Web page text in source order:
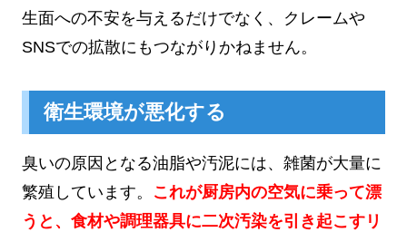
生面への不安を与えるだけでなく、クレームや
SNSでの拡散にもつながりかねません。
衛生環境が悪化する
臭いの原因となる油脂や汚泥には、雑菌が大量に
繁殖しています。 これが厨房内の空気に乗って漂
うと、食材や調理器具に二次汚染を引き起こすリ